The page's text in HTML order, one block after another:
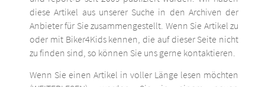
diese Artikel aus unserer Suche in den Archiven der
Anbieter für Sie zusammengestellt. Wenn Sie Artikel zu
oder mit Biker4Kids kennen, die auf dieser Seite nicht
zu finden sind, so können Sie uns gerne kontaktieren.
Wenn Sie einen Artikel in voller Länge lesen möchten